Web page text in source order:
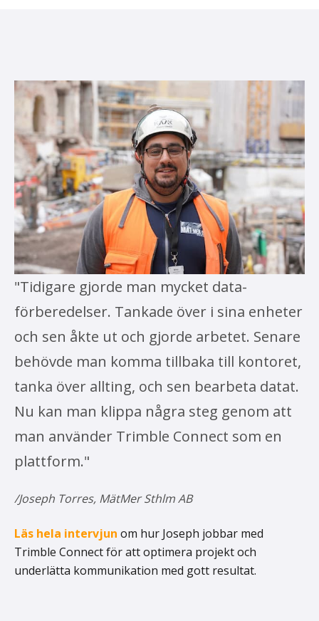
"Tidigare gjorde man mycket data-
förberedelser. Tankade över i sina enheter
och sen åkte ut och gjorde arbetet. Senare
behövde man komma tillbaka till kontoret,
tanka över allting, och sen bearbeta datat.
Nu kan man klippa några steg genom att
man använder Trimble Connect som en
plattform."
/Joseph Torres, MätMer Sthlm AB
Läs hela intervjun om hur Joseph jobbar med
Trimble Connect för att optimera projekt och
underlätta kommunikation med gott resultat.